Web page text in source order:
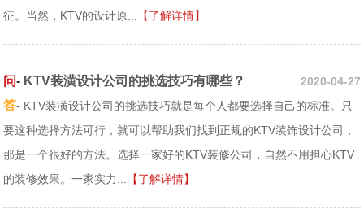
征。当然，KTV的设计原...
【了解详情】
问- KTV装潢设计公司的挑选技巧有哪些？ 2020-04-27
答- KTV装潢设计公司的挑选技巧就是每个人都要选择自己的标准。只
要这种选择方法可行，就可以帮助我们找到正规的KTV装饰设计公司，
那是一个很好的方法。选择一家好的KTV装修公司，自然不用担心KTV
的装修效果。一家实力...
【了解详情】